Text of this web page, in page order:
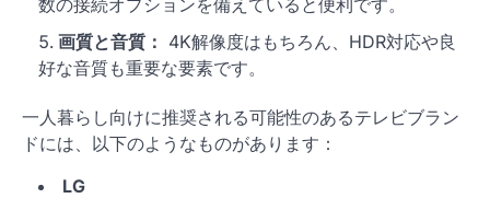
画質と音質： 4K解像度はもちろん、HDR対応や良
好な音質も重要な要素です。
一人暮らし向けに推奨される可能性のあるテレビブラン
ドには、以下のようなものがあります：
LG